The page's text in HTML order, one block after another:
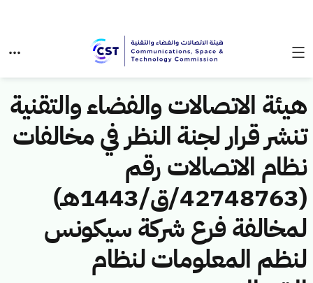
هيئة الاتصالات والفضاء والتقنية
تنشر قرار لجنة النظر في مخالفات
نظام الاتصالات رقم
(42748763/ق/1443هـ)
لمخالفة فرع شركة سيكونس
لنظم المعلومات لنظام